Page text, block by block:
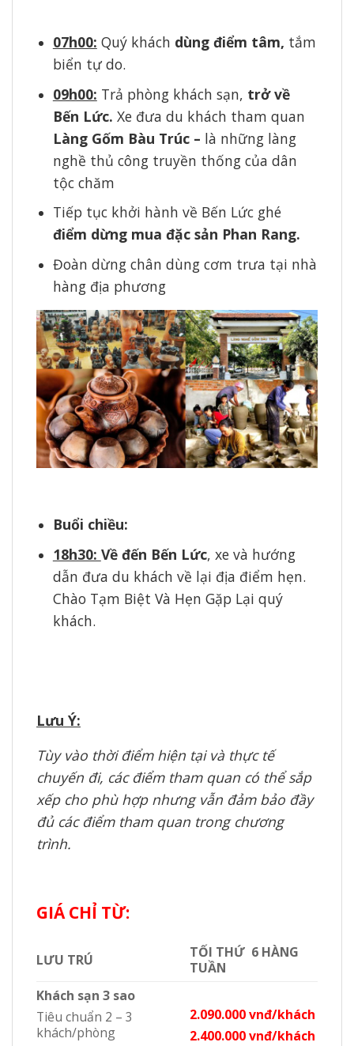
07h00: Quý khách dùng điểm tâm, tắm
biển tự do.
09h00: Trả phòng khách sạn, trở về
Bến Lức. Xe đưa du khách tham quan
Làng Gốm Bàu Trúc – là những làng
nghề thủ công truyền thống của dân
tộc chăm
Tiếp tục khởi hành về Bến Lức ghé
điểm dừng mua đặc sản Phan Rang.
Đoàn dừng chân dùng cơm trưa tại nhà
hàng địa phương
Buổi chiều:
18h30: Về đến Bến Lức, xe và hướng
dẫn đưa du khách về lại địa điểm hẹn.
Chào Tạm Biệt Và Hẹn Gặp Lại quý
khách.
Lưu Ý:
Tùy vào thời điểm hiện tại và thực tế
chuyến đi, các điểm tham quan có thể sắp
xếp cho phù hợp nhưng vẫn đảm bảo đầy
đủ các điểm tham quan trong chương
trình.
GIÁ CHỈ TỪ:
LƯU TRÚ
TỐI THỨ 6 HÀNG
TUẦN
Khách sạn 3 sao
Tiêu chuẩn 2 – 3
khách/phòng
2.090.000 vnđ/khách
2.400.000 vnđ/khách